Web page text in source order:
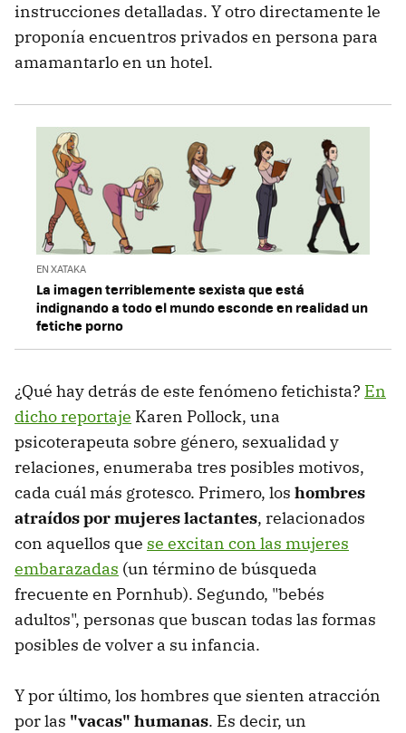
instrucciones detalladas. Y otro directamente le
proponía encuentros privados en persona para
amamantarlo en un hotel.
EN XATAKA
La imagen terriblemente sexista que está
indignando a todo el mundo esconde en realidad un
fetiche porno
¿Qué hay detrás de este fenómeno fetichista? En
dicho reportaje Karen Pollock, una
psicoterapeuta sobre género, sexualidad y
relaciones, enumeraba tres posibles motivos,
cada cuál más grotesco. Primero, los hombres
atraídos por mujeres lactantes, relacionados
con aquellos que se excitan con las mujeres
embarazadas (un término de búsqueda
frecuente en Pornhub). Segundo, "bebés
adultos", personas que buscan todas las formas
posibles de volver a su infancia.
Y por último, los hombres que sienten atracción
por las "vacas" humanas. Es decir, un